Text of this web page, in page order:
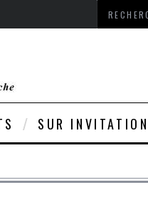
SUR INVITATION